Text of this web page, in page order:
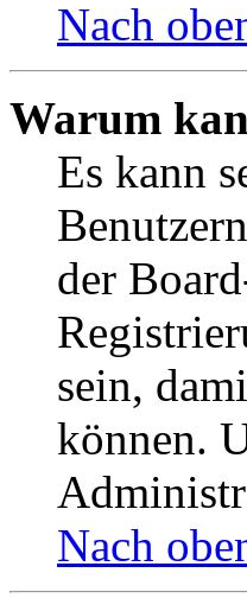
Nach
Warum
Es kann
der
sein,
können.
Nach